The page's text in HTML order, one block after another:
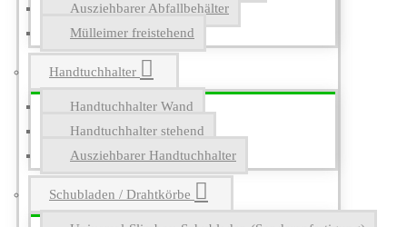
Ausziehbarer Abfallbehälter
Mülleimer freistehend
Handtuchhalter
Handtuchhalter Wand
Handtuchhalter stehend
Ausziehbarer Handtuchhalter
Schubladen / Drahtkörbe